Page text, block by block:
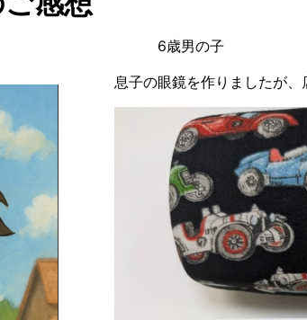
6歳男の子
息子の眼鏡を作りましたが、